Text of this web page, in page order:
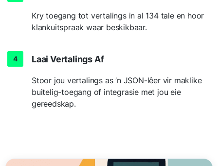
Kry toegang tot vertalings in al 134 tale en hoor
klankuitspraak waar beskikbaar.
Laai Vertalings Af
Stoor jou vertalings as ’n JSON-lêer vir maklike
buitelig-toegang of integrasie met jou eie
gereedskap.